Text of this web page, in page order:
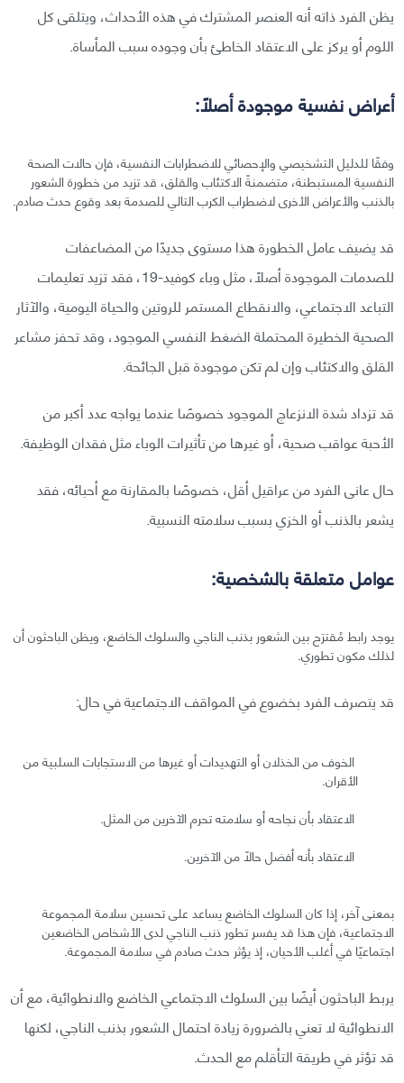
يظن الفرد ذاته أنه العنصر المشترك في هذه الأحداث، ويتلقى كل
اللوم أو يركز على الاعتقاد الخاطئ بأن وجوده سبب المأساة.
أعراض نفسية موجودة أصلًا:
وفقًا للدليل التشخيصي والإحصائي للاضطرابات النفسية، فإن حالات الصحة
النفسية المستبطنة، متضمنةً الاكتئاب والقلق، قد تزيد من خطورة الشعور
بالذنب والأعراض الأخرى لاضطراب الكرب التالي للصدمة بعد وقوع حدث صادم.
قد يضيف عامل الخطورة هذا مستوى جديدًا من المضاعفات
للصدمات الموجودة أصلًا، مثل وباء كوفيد-19، فقد تزيد تعليمات
التباعد الاجتماعي، والانقطاع المستمر للروتين والحياة اليومية، والآثار
الصحية الخطيرة المحتملة الضغط النفسي الموجود، وقد تحفز مشاعر
القلق والاكتئاب وإن لم تكن موجودة قبل الجائحة.
قد تزداد شدة الانزعاج الموجود خصوصًا عندما يواجه عدد أكبر من
الأحبة عواقب صحية، أو غيرها من تأثيرات الوباء مثل فقدان الوظيفة.
حال عانى الفرد من عراقيل أقل، خصوصًا بالمقارنة مع أحبائه، فقد
يشعر بالذنب أو الخزي بسبب سلامته النسبية.
عوامل متعلقة بالشخصية:
يوجد رابط مُقترَح بين الشعور بذنب الناجي والسلوك الخاضع، ويظن الباحثون أن
لذلك مكون تطوري.
قد يتصرف الفرد بخضوع في المواقف الاجتماعية في حال:
الخوف من الخذلان أو التهديدات أو غيرها من الاستجابات السلبية من
الأقران.
الاعتقاد بأن نجاحه أو سلامته تحرم الآخرين من المثل.
الاعتقاد بأنه أفضل حالًا من الآخرين.
بمعنى آخر، إذا كان السلوك الخاضع يساعد على تحسين سلامة المجموعة
الاجتماعية، فإن هذا قد يفسر تطور ذنب الناجي لدى الأشخاص الخاضعين
اجتماعيًا في أغلب الأحيان، إذ يؤثر حدث صادم في سلامة المجموعة.
يربط الباحثون أيضًا بين السلوك الاجتماعي الخاضع والانطوائية، مع أن
الانطوائية لا تعني بالضرورة زيادة احتمال الشعور بذنب الناجي، لكنها
قد تؤثر في طريقة التأقلم مع الحدث.